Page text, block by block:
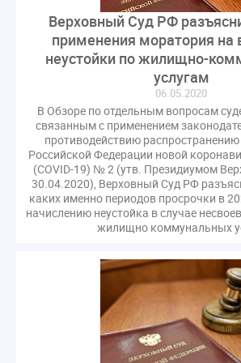
Зарубежный опыт
Исследования
Минфин НДС
Проект
Рабочая группа
Регулирование Персональные данные
СРО регулирование ГЖИ лицензирование
Совет Федерации
Сотрудничество
водоснабжение
выставка ЖКХ
запрет на уступку
запрос
информационная система ЖКХ
круглый стол
мораторий
отчетность УК
персональные данные
ВЦИОМ
ГПК РФ ГУО
Геллер
Государственная дума
Дезинфекция
Законопроект Минстрой
Верховный Суд РФ
применения моратория на
неустойки по жилищно-
услугам
06.05.2020
В Обзоре по отдельным вопросам
связанным с применением
противодействию распространению
Российской Федерации новой
(COVID-19) № 2 (утв. Президиумом
30.04.2020), Верховный Суд РФ
каких именно периодов просрочки в
начислению неустойка в случае
жилищно коммунальных